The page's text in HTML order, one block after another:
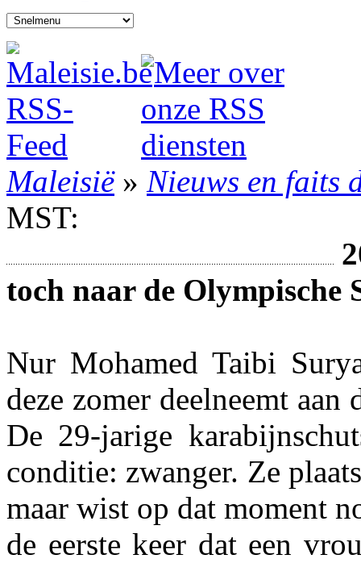
Maleisië» Nieuws en faits
MST:
toch naar de Olympische
Nur Mohamed Taibi
deze zomer deelneemt
De 29-jarige
conditie: zwanger. Ze
maar wist op dat moment
de eerste keer dat een